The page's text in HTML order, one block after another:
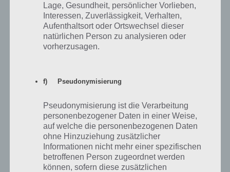
In Level 98 bekommen wir ganz viele Logos zu Gesicht, wobei über
der Tür 1800-2013 steht. Die Lösung kennen wir nicht. Durch Zufall
haben wir in der 5. Spalte 1. Zeile und das VW Logo angeklickt (7.
Spalte 2. Zeile) und so wurden die beiden Logos dunkel. Vermutlich
muss man ein altes Logo suchen, was das Logo aus dem Jahre 1800
nachfolgenden Screenshot gezeigt, welche zwei Logos jeweils
zusammenpassen. Einige sind wirklich schwer zu erkennen gewesen.
Jeweils 1 bis 9, 10 bis 19 und 20 bis 24 haben dabei jeweils eine
andere Farbe, damit das Suchen etwas erleichtert wird. Immer die
beiden anklicken, wo die gleiche Zahl drinne steht. Hier der
Screenshot zur Lösung von Level 98:
Lage, Gesundheit, persönlicher Vorlieben,
Interessen, Zuverlässigkeit, Verhalten,
Aufenthaltsort oder Ortswechsel dieser
natürlichen Person zu analysieren oder
vorherzusagen.
f) Pseudonymisierung
Pseudonymisierung ist die Verarbeitung
personenbezogener Daten in einer Weise,
auf welche die personenbezogenen Daten
ohne Hinzuziehung zusätzlicher
Informationen nicht mehr einer spezifischen
betroffenen Person zugeordnet werden
können, sofern diese zusätzlichen